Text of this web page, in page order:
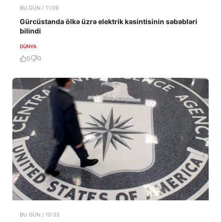
BU GÜN / 11:09
Gürcüstanda ölkə üzrə elektrik kəsintisinin səbəbləri
bilindi
DÜNYA
0 0
BU GÜN / 10:33